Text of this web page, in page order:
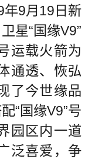
年9月19日新
星“国缘V9”
运载火箭为
通透、恢弘
了今世缘品
“国缘V9”号
园区内一道
泛喜爱，争